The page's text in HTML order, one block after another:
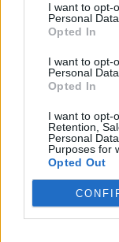
I want to opt-
Personal Data.
Opted In
I want to opt-
Personal
Opted In
I want to opt-
Retention,
Personal
Purposes for
Opted Out
την
27 Φεβρουαρίου
που θέλεις να
27 Φεβρουαρίου
Ωρίων –
συνδέονται με
διαμόρφωσαν
πνεύμα της